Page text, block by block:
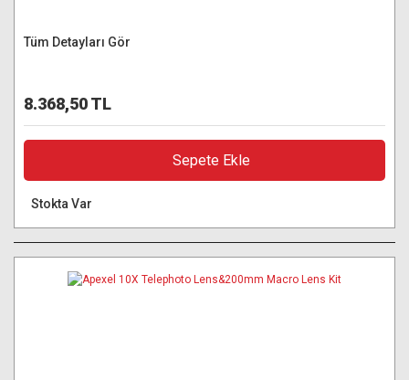
Tüm Detayları Gör
8.368,50 TL
Sepete Ekle
Stokta Var